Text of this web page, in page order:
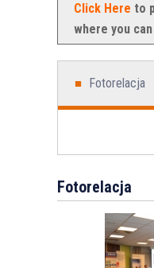
Click Here to
where you
Fotorelacja
Fotorelacja